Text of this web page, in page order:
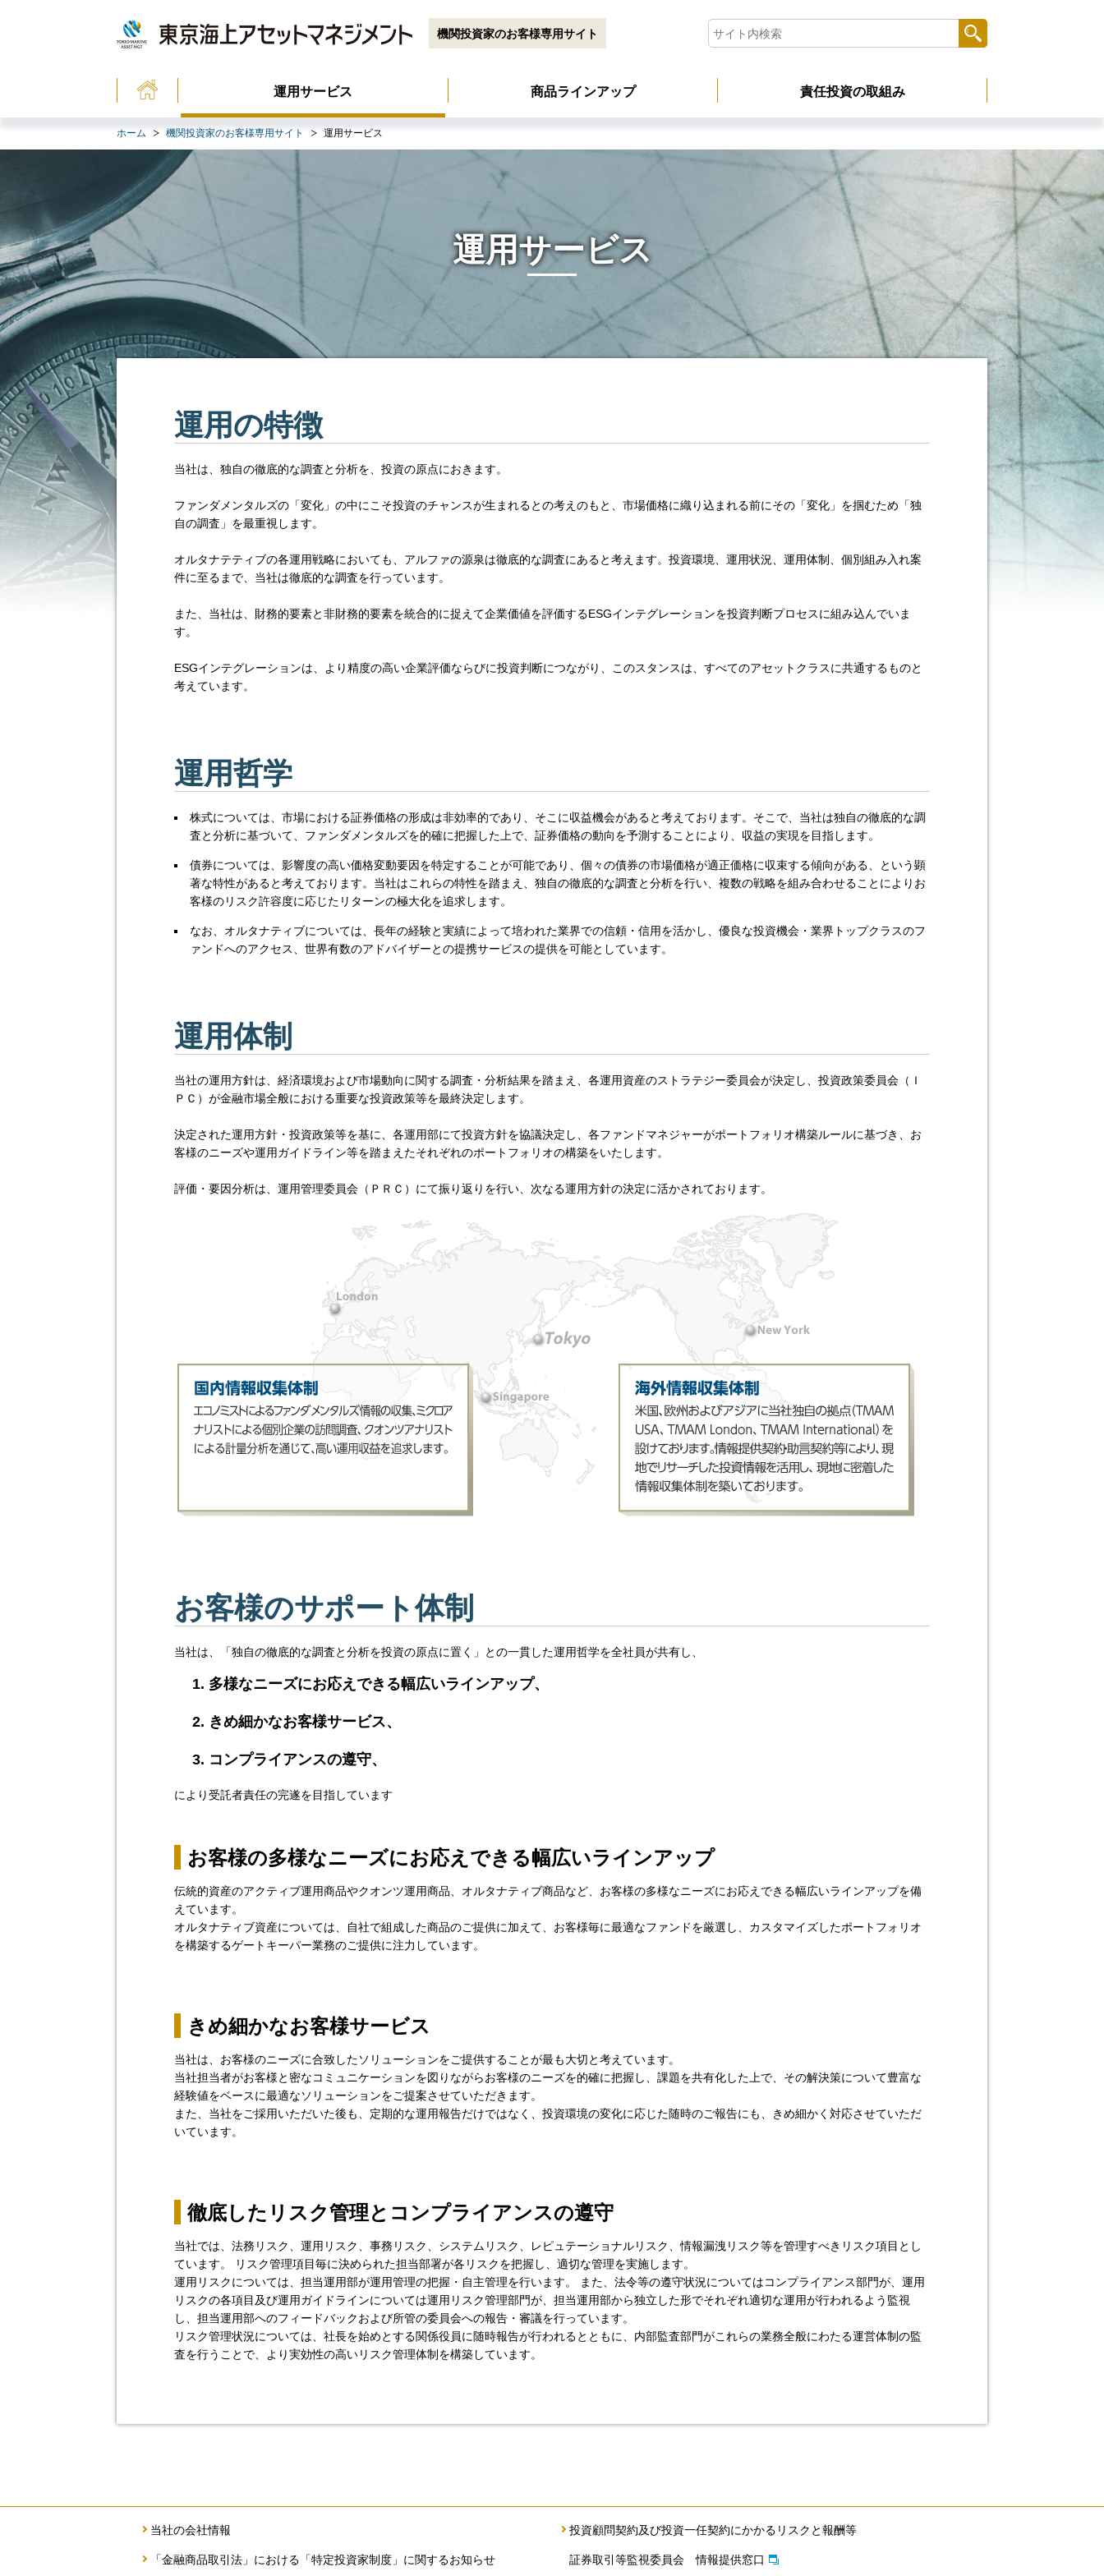
機関投資家のお客様専用サイト
運用サービス 商品ラインアップ 責任投資の取組み
ホーム 機関投資家のお客様専用サイト 運用サービス
運用サービス
運用の特徴
当社は、独自の徹底的な調査と分析を、投資の原点におきます。
ファンダメンタルズの「変化」の中にこそ投資のチャンスが生まれるとの考えのもと、市場価格に織り込まれる前にその「変化」を掴むため「独
自の調査」を最重視します。
オルタナテティブの各運用戦略においても、アルファの源泉は徹底的な調査にあると考えます。投資環境、運用状況、運用体制、個別組み入れ案
件に至るまで、当社は徹底的な調査を行っています。
また、当社は、財務的要素と非財務的要素を統合的に捉えて企業価値を評価するESGインテグレーションを投資判断プロセスに組み込んでいま
す。
ESGインテグレーションは、より精度の高い企業評価ならびに投資判断につながり、このスタンスは、すべてのアセットクラスに共通するものと
考えています。
運用哲学
株式については、市場における証券価格の形成は非効率的であり、そこに収益機会があると考えております。そこで、当社は独自の徹底的な調
査と分析に基づいて、ファンダメンタルズを的確に把握した上で、証券価格の動向を予測することにより、収益の実現を目指します。
債券については、影響度の高い価格変動要因を特定することが可能であり、個々の債券の市場価格が適正価格に収束する傾向がある、という顕
著な特性があると考えております。当社はこれらの特性を踏まえ、独自の徹底的な調査と分析を行い、複数の戦略を組み合わせることによりお
客様のリスク許容度に応じたリターンの極大化を追求します。
なお、オルタナティブについては、長年の経験と実績によって培われた業界での信頼・信用を活かし、優良な投資機会・業界トップクラスのフ
ァンドへのアクセス、世界有数のアドバイザーとの提携サービスの提供を可能としています。
運用体制
当社の運用方針は、経済環境および市場動向に関する調査・分析結果を踏まえ、各運用資産のストラテジー委員会が決定し、投資政策委員会（Ｉ
ＰＣ）が金融市場全般における重要な投資政策等を最終決定します。
決定された運用方針・投資政策等を基に、各運用部にて投資方針を協議決定し、各ファンドマネジャーがポートフォリオ構築ルールに基づき、お
客様のニーズや運用ガイドライン等を踏まえたそれぞれのポートフォリオの構築をいたします。
評価・要因分析は、運用管理委員会（ＰＲＣ）にて振り返りを行い、次なる運用方針の決定に活かされております。
お客様のサポート体制
当社は、「独自の徹底的な調査と分析を投資の原点に置く」との一貫した運用哲学を全社員が共有し、
多様なニーズにお応えできる幅広いラインアップ、
きめ細かなお客様サービス、
コンプライアンスの遵守、
により受託者責任の完遂を目指しています
お客様の多様なニーズにお応えできる幅広いラインアップ
伝統的資産のアクティブ運用商品やクオンツ運用商品、オルタナティブ商品など、お客様の多様なニーズにお応えできる幅広いラインアップを備
えています。
オルタナティブ資産については、自社で組成した商品のご提供に加えて、お客様毎に最適なファンドを厳選し、カスタマイズしたポートフォリオ
を構築するゲートキーパー業務のご提供に注力しています。
きめ細かなお客様サービス
当社は、お客様のニーズに合致したソリューションをご提供することが最も大切と考えています。
当社担当者がお客様と密なコミュニケーションを図りながらお客様のニーズを的確に把握し、課題を共有化した上で、その解決策について豊富な
経験値をベースに最適なソリューションをご提案させていただきます。
また、当社をご採用いただいた後も、定期的な運用報告だけではなく、投資環境の変化に応じた随時のご報告にも、きめ細かく対応させていただ
いています。
徹底したリスク管理とコンプライアンスの遵守
当社では、法務リスク、運用リスク、事務リスク、システムリスク、レピュテーショナルリスク、情報漏洩リスク等を管理すべきリスク項目とし
ています。 リスク管理項目毎に決められた担当部署が各リスクを把握し、適切な管理を実施します。
運用リスクについては、担当運用部が運用管理の把握・自主管理を行います。 また、法令等の遵守状況についてはコンプライアンス部門が、運用
リスクの各項目及び運用ガイドラインについては運用リスク管理部門が、担当運用部から独立した形でそれぞれ適切な運用が行われるよう監視
し、担当運用部へのフィードバックおよび所管の委員会への報告・審議を行っています。
リスク管理状況については、社長を始めとする関係役員に随時報告が行われるとともに、内部監査部門がこれらの業務全般にわたる運営体制の監
査を行うことで、より実効性の高いリスク管理体制を構築しています。
当社の会社情報 投資顧問契約及び投資一任契約にかかるリスクと報酬等
「金融商品取引法」における「特定投資家制度」に関するお知らせ 証券取引等監視委員会 情報提供窓口